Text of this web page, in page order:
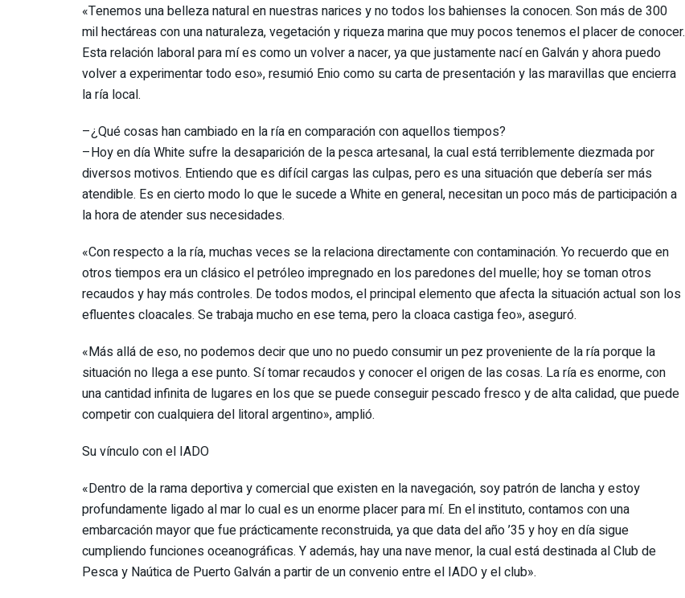
«Tenemos una belleza natural en nuestras narices y no todos los bahienses la conocen. Son más de 300
mil hectáreas con una naturaleza, vegetación y riqueza marina que muy pocos tenemos el placer de conocer.
Esta relación laboral para mí es como un volver a nacer, ya que justamente nací en Galván y ahora puedo
volver a experimentar todo eso», resumió Enio como su carta de presentación y las maravillas que encierra
la ría local.
–¿Qué cosas han cambiado en la ría en comparación con aquellos tiempos?
–Hoy en día White sufre la desaparición de la pesca artesanal, la cual está terriblemente diezmada por
diversos motivos. Entiendo que es difícil cargas las culpas, pero es una situación que debería ser más
atendible. Es en cierto modo lo que le sucede a White en general, necesitan un poco más de participación a
la hora de atender sus necesidades.
«Con respecto a la ría, muchas veces se la relaciona directamente con contaminación. Yo recuerdo que en
otros tiempos era un clásico el petróleo impregnado en los paredones del muelle; hoy se toman otros
recaudos y hay más controles. De todos modos, el principal elemento que afecta la situación actual son los
efluentes cloacales. Se trabaja mucho en ese tema, pero la cloaca castiga feo», aseguró.
«Más allá de eso, no podemos decir que uno no puedo consumir un pez proveniente de la ría porque la
situación no llega a ese punto. Sí tomar recaudos y conocer el origen de las cosas. La ría es enorme, con
una cantidad infinita de lugares en los que se puede conseguir pescado fresco y de alta calidad, que puede
competir con cualquiera del litoral argentino», amplió.
Su vínculo con el IADO
«Dentro de la rama deportiva y comercial que existen en la navegación, soy patrón de lancha y estoy
profundamente ligado al mar lo cual es un enorme placer para mí. En el instituto, contamos con una
embarcación mayor que fue prácticamente reconstruida, ya que data del año ’35 y hoy en día sigue
cumpliendo funciones oceanográficas. Y además, hay una nave menor, la cual está destinada al Club de
Pesca y Naútica de Puerto Galván a partir de un convenio entre el IADO y el club».